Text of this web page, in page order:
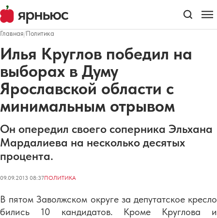
Главная/Политика
Илья Круглов победил на
выборах в Думу
Ярославской области с
минимальным отрывом
Он опередил своего соперника Эльхана
Мардалиева на несколько десятых
процента.
09.09.2013 08:37ПОЛИТИКА
В пятом Заволжском округе за депутатское кресло
бились 10 кандидатов. Кроме Круглова и